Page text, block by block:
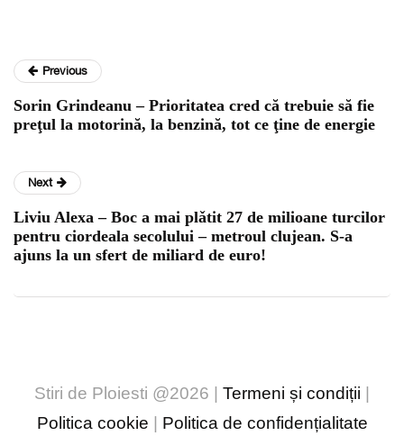
Previous
Sorin Grindeanu – Prioritatea cred că trebuie să fie
preţul la motorină, la benzină, tot ce ţine de energie
Next
Liviu Alexa – Boc a mai plǎtit 27 de milioane turcilor
pentru ciordeala secolului – metroul clujean. S-a
ajuns la un sfert de miliard de euro!
Stiri de Ploiesti @2026 | Termeni și condiții
Politica cookie
Politica de confidențialitate